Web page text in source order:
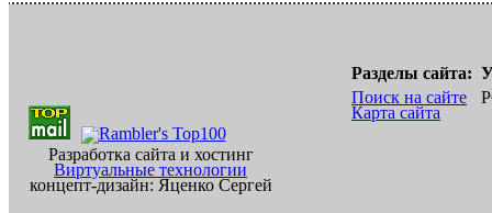
Разработка сайта и хостинг
Виртуальные технологии
концепт-дизайн: Яценко Сергей
Разделы сайта:
Поиск на сайте
Карта сайта